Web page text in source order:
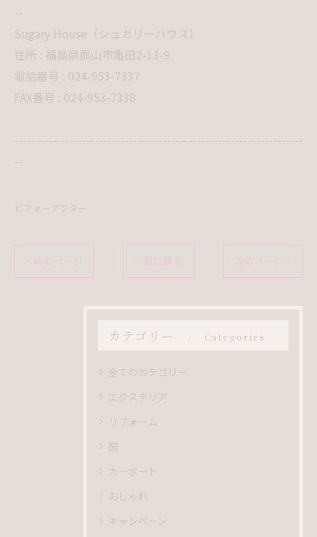
--
Sugary House（シュガリーハウス）
住所 : 福島県郡山市亀田2-13-9
電話番号 : 024-953-7337
FAX番号 : 024-953-7338
--------------------------------------------------------------------
--
ビフォーアフター
カテゴリー Categories
全てのカテゴリー
エクステリア
リフォーム
庭
カーポート
おしゃれ
キャンペーン